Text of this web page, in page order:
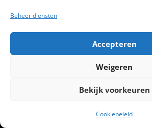
Beheer diensten
Accepteren
Weigeren
Bekijk voorkeuren
Cookiebeleid
Video: Anker SOLIX
Solarbank Max AC
Efficiëntie, prestaties
Nul‑op‑de‑Meter test